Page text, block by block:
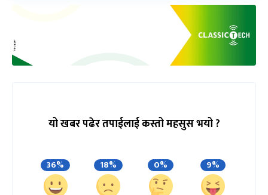
यो खबर पढेर तपाईलाई कस्तो महसुस भयो ?
36% 18% 0% 9%